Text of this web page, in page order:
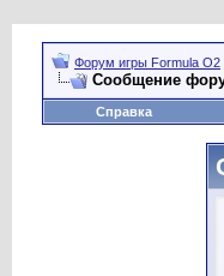
Форум игры Formula O2
Сообщение
Справка